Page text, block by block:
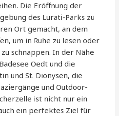
Die Eröffnung der
des Lurati-Parks zu
Ort gemacht, an dem
um in Ruhe zu lesen oder
schnappen. In der Nähe
Oedt und die
und St. Dionysen, die
und Outdoor-
ist nicht nur ein
ein perfektes Ziel für